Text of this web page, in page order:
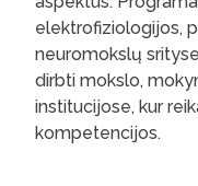
elektrofiziologijos,
neuromokslų
dirbti mokslo,
institucijose, kur
kompetencijos.